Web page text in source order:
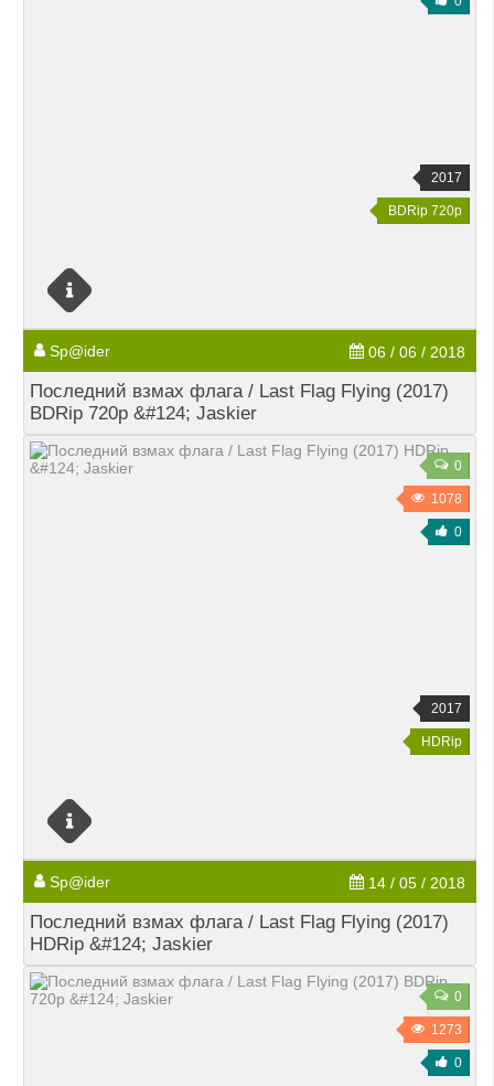
2017
BDRip 720p
Sp@ider 06 / 06 / 2018
Последний взмах флага / Last Flag Flying (2017)
BDRip 720p &#124; Jaskier
0
1078
0
2017
HDRip
Sp@ider 14 / 05 / 2018
Последний взмах флага / Last Flag Flying (2017)
HDRip &#124; Jaskier
0
1273
0